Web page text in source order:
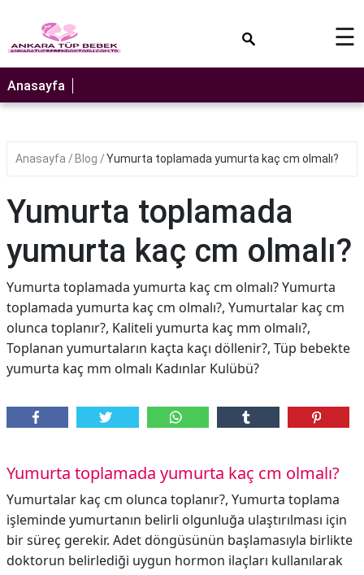
☰
Anasayfa
Anasayfa Blog Yumurta toplamada yumurta kaç cm olmalı?
Yumurta toplamada
yumurta kaç cm olmalı?
Yumurta toplamada yumurta kaç cm olmalı? Yumurta
toplamada yumurta kaç cm olmalı?, Yumurtalar kaç cm
olunca toplanır?, Kaliteli yumurta kaç mm olmalı?,
Toplanan yumurtaların kaçta kaçı döllenir?, Tüp bebekte
yumurta kaç mm olmalı Kadınlar Kulübü?
Yumurta toplamada yumurta kaç cm olmalı?
Yumurtalar kaç cm olunca toplanır?, Yumurta toplama
işleminde yumurtanın belirli olgunluğa ulaştırılması için
bir süreç gerekir. Adet döngüsünün başlamasıyla birlikte
doktorun belirlediği uygun hormon ilaçları kullanılarak